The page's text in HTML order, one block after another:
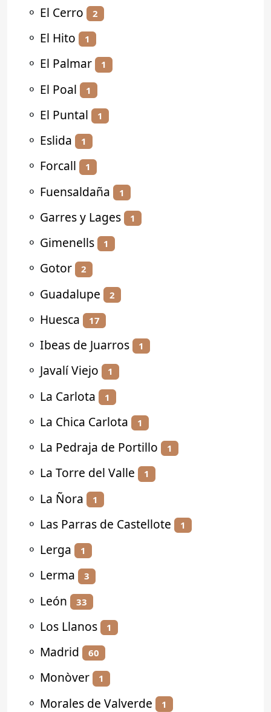
⚬ El Cerro 2
⚬ El Hito 1
⚬ El Palmar 1
⚬ El Poal 1
⚬ El Puntal 1
⚬ Eslida 1
⚬ Forcall 1
⚬ Fuensaldaña 1
⚬ Garres y Lages 1
⚬ Gimenells 1
⚬ Gotor 2
⚬ Guadalupe 2
⚬ Huesca 17
⚬ Ibeas de Juarros 1
⚬ Javalí Viejo 1
⚬ La Carlota 1
⚬ La Chica Carlota 1
⚬ La Pedraja de Portillo 1
⚬ La Torre del Valle 1
⚬ La Ñora 1
⚬ Las Parras de Castellote 1
⚬ Lerga 1
⚬ Lerma 3
⚬ León 33
⚬ Los Llanos 1
⚬ Madrid 60
⚬ Monòver 1
⚬ Morales de Valverde 1